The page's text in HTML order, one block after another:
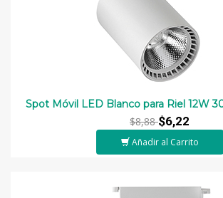
Spot Móvil LED Blanco para Riel 12W
$8,88$6,22
Añadir al Carrito